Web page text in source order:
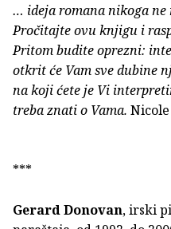
… ideja romana nikoga
Pročitajte ovu knjigu i
Pritom budite oprezni:
otkrit će Vam sve dubine
na koji ćete je Vi
treba znati o Vama.
***
Gerard Donovan, irski